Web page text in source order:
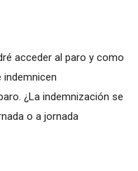
acceder al paro y como
indemnicen
¿La indemnización se
o a jornada